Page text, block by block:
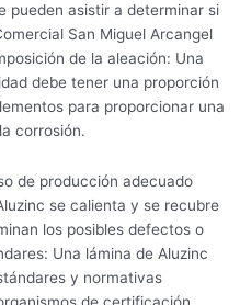
pueden asistir a determinar si
San Miguel Arcangel
de la aleación: Una
debe tener una proporción
para proporcionar una
corrosión.
de producción adecuado
se calienta y se recubre
los posibles defectos o
Una lámina de Aluzinc
y normativas